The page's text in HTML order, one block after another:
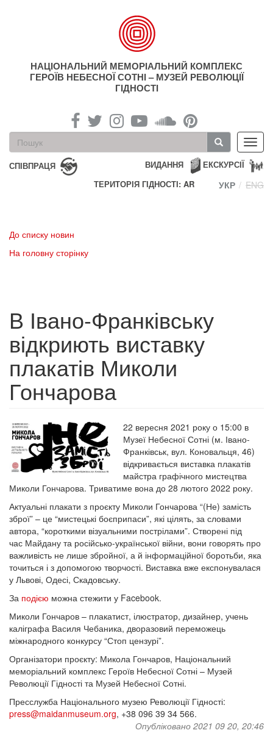
НАЦІОНАЛЬНИЙ МЕМОРІАЛЬНИЙ КОМПЛЕКС
ГЕРОЇВ НЕБЕСНОЇ СОТНІ – МУЗЕЙ РЕВОЛЮЦІЇ
ГІДНОСТІ
Пошукова
форма
Пошук
СПІВПРАЦЯ ЕКСКУРСІЇ
ВИДАННЯ
ТЕРИТОРІЯ ГІДНОСТІ: AR
УКР ENG
До списку новин
На головну сторінку
В Івано-Франківську
відкриють виставку
плакатів Миколи
Гончарова
22 вересня 2021 року о 15:00 в
Музеї Небесної Сотні (м. Івано-
Франківськ, вул. Коновальця, 46)
відкривається виставка плакатів
майстра графічного мистецтва
Миколи Гончарова. Триватиме вона до 28 лютого 2022 року.
Актуальні плакати з проєкту Миколи Гончарова “(Не) замість
зброї” – це “мистецькі боєприпаси”, які цілять, за словами
автора, “короткими візуальними пострілами”. Створені під
час Майдану та російсько-української війни, вони говорять про
важливість не лише збройної, а й інформаційної боротьби, яка
точиться і з допомогою творчості. Виставка вже експонувалася
у Львові, Одесі, Скадовську.
За подією можна стежити у Facebook.
Миколи Гончаров – плакатист, ілюстратор, дизайнер, учень
каліграфа Василя Чебаника, дворазовий переможець
міжнародного конкурсу “Стоп цензурі”.
Організатори проєкту: Микола Гончаров, Національний
меморіальний комплекс Героїв Небесної Сотні – Музей
Революції Гідності та Музей Небесної Сотні.
Пресслужба Національного музею Революції Гідності:
press@maidanmuseum.org, +38 096 39 34 566.
Опубліковано 2021 09 20, 20:46